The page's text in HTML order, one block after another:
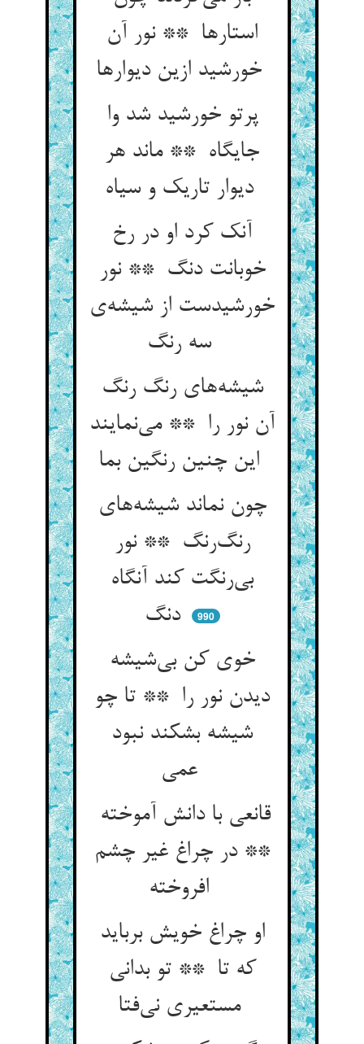
استارها ** نور آن
پرتو خورشید شد وا
جایگاه ** ماند هر
دیوار تاریک و سیاه
آنک کرد او در رخ
خوبانت دنگ ** نور
خورشیدست از شیشه‌ی
سه رنگ
شیشه‌های رنگ رنگ
آن نور را ** می‌نمایند
چون نماند شیشه‌های
رنگ‌رنگ ** نور
بی‌رنگت کند آنگاه
دنگ
990
خوی کن بی‌شیشه
دیدن نور را ** تا چو
شیشه بشکند نبود
عمی
قانعی با دانش آموخته
** در چراغ غیر چشم
او چراغ خویش برباید
که تا ** تو بدانی
مستعیری نی‌فتا